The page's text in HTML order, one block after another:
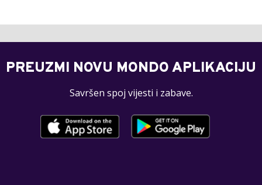
PREUZMI NOVU MONDO APLIKACIJU
Savršen spoj vijesti i zabave.